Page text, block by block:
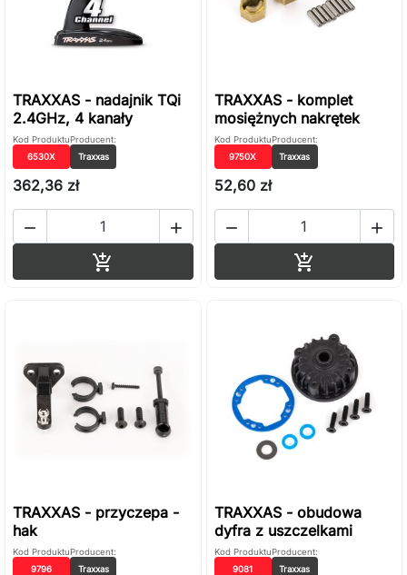
TRAXXAS - nadajnik TQi
2.4GHz, 4 kanały
Kod Produktu
6530X
Producent:
Traxxas
362,36 zł
 

TRAXXAS - komplet
mosiężnych nakrętek
Kod Produktu
9750X
Producent:
Traxxas
52,60 zł
 

TRAXXAS - przyczepa -
hak
Kod Produktu
9796
Producent:
Traxxas
TRAXXAS - obudowa
dyfra z uszczelkami
Kod Produktu
9081
Producent:
Traxxas